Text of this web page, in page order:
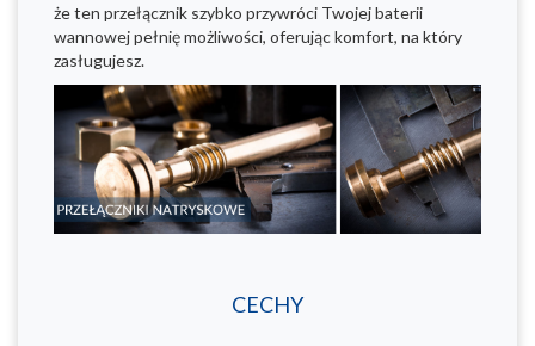
że ten przełącznik szybko przywróci Twojej baterii
wannowej pełnię możliwości, oferując komfort, na który
zasługujesz.
CECHY